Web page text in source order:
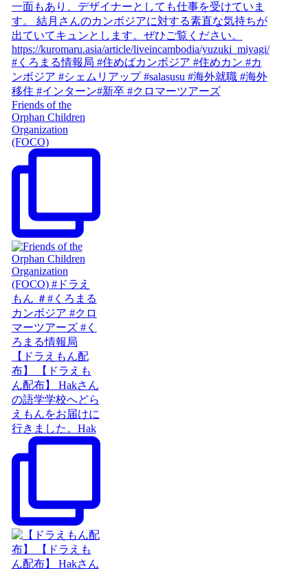
Friends of the
Orphan Children
Organization
(FOCO)
【ドラえもん配
布】 【ドラえも
ん配布】 Hakさん
の語学学校へどら
えもんをお届けに
行きました。Hak